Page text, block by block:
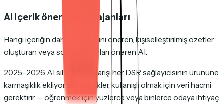
AI içerik önerileri / AI ajanları
Hangi içeriğin dahil edileceğini öneren, kişiselleştirilmiş özetler
oluşturan veya sonraki adımları öneren AI.
2025–2026 AI silahlanma yarışı her DSR sağlayıcısının ürününe
karmaşıklık ekliyor. Bu özellikler, kullanışlı olmak için veri hacmi
gerektirir — öğrenmek için yüzlerce veya binlerce odaya ihtiyaç